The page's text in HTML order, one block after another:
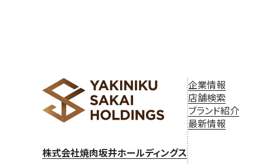
株式会社焼肉坂井ホールディングス
企業情報
店舗検索
ブランド紹介
最新情報